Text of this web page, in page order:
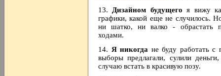
13. Дизайном будущего я вижу
графики, какой еще не случилось.
ни шатко, ни валко - обрастать
ходами.
14. Я никогда не буду работать
выборы предлагали, сулили
случаю встать в красивую позу.